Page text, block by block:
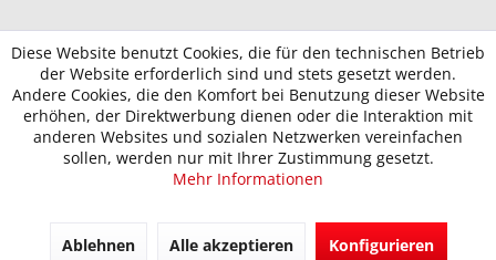
Diese Website benutzt Cookies, die für den technischen Betrieb
der Website erforderlich sind und stets gesetzt werden.
Andere Cookies, die den Komfort bei Benutzung dieser Website
erhöhen, der Direktwerbung dienen oder die Interaktion mit
anderen Websites und sozialen Netzwerken vereinfachen
sollen, werden nur mit Ihrer Zustimmung gesetzt.
Mehr Informationen
Ablehnen Alle akzeptieren Konfigurieren